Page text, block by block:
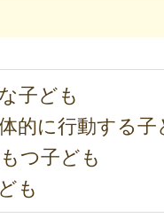
子ども
的に行動する子
つ子ども
も